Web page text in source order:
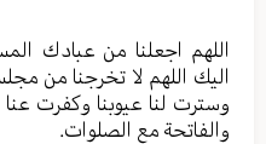
اللهم اجعلنا من عبادك
الیك اللهم لا تخرجنا من
وسترت لنا عیوبنا وکفرت
والفاتحة مع الصلوات.